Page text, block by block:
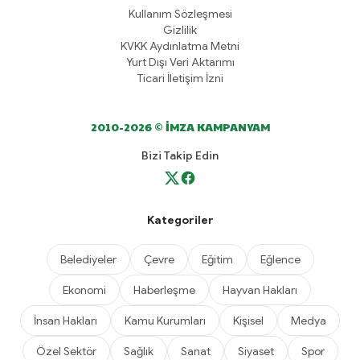
Kullanım Sözleşmesi
Gizlilik
KVKK Aydınlatma Metni
Yurt Dışı Veri Aktarımı
Ticari İletişim İzni
2010-2026 © İMZA KAMPANYAM
Bizi Takip Edin
Kategoriler
Belediyeler Çevre Eğitim Eğlence
Ekonomi Haberleşme Hayvan Hakları
İnsan Hakları Kamu Kurumları Kişisel Medya
Özel Sektör Sağlık Sanat Siyaset Spor